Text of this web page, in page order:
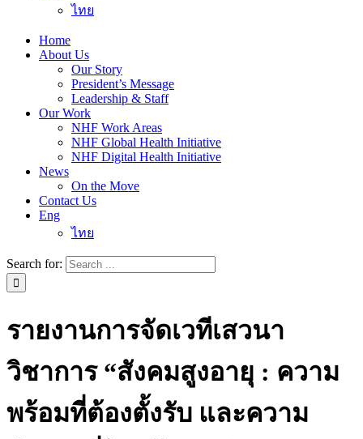
ไทย
Home
About Us
Our Story
President’s Message
Leadership & Staff
Our Work
NHF Work Areas
NHF Global Health Initiative
NHF Digital Health Initiative
News
On the Move
Contact Us
Eng
ไทย
Search for:
รายงานการจัดเวทีเสวนา
วิชาการ “สังคมสูงอายุ : ความ
พร้อมที่ต้องตั้งรับ และความ